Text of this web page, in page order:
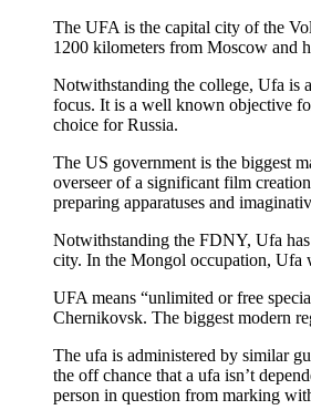
The UFA is the capital city of the
1200 kilometers from Moscow and
Notwithstanding the college, Ufa is
focus. It is a well known objective
choice for Russia.
The US government is the biggest
overseer of a significant film
preparing apparatuses and
Notwithstanding the FDNY, Ufa has
city. In the Mongol occupation, Ufa
UFA means “unlimited or free
Chernikovsk. The biggest modern
The ufa is administered by similar
the off chance that a ufa isn’t
person in question from marking